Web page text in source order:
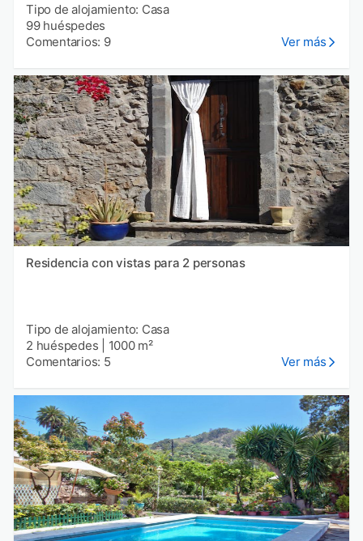
Tipo de alojamiento: Casa
99 huéspedes
Comentarios: 9
Ver más
Residencia con vistas para 2 personas
Tipo de alojamiento: Casa
2 huéspedes
1000 m²
Comentarios: 5
Ver más